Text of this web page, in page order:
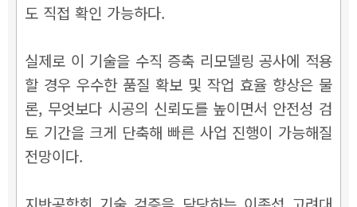
도 직접 확인 가능하다.
실제로 이 기술을 수직 증축 리모델링 공사에 적용
할 경우 우수한 품질 확보 및 작업 효율 향상은 물
론, 무엇보다 시공의 신뢰도를 높이면서 안전성 검
토 기간을 크게 단축해 빠른 사업 진행이 가능해질
전망이다.